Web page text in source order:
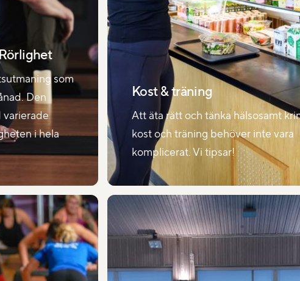
som
Den
varierade
i hela
Kost & träning
Att äta rätt och tänka hälsosamt
kost och träning behöver inte vara
komplicerat. Vi tipsar!